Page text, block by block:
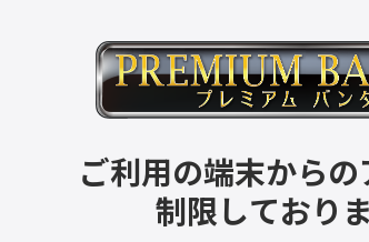
ご利用の端末からの
制限しておりま